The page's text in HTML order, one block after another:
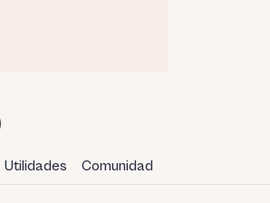
Utilidades Comunidad